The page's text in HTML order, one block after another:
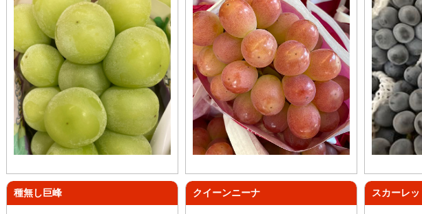
種無し巨峰 クイーンニーナ スカーレッ